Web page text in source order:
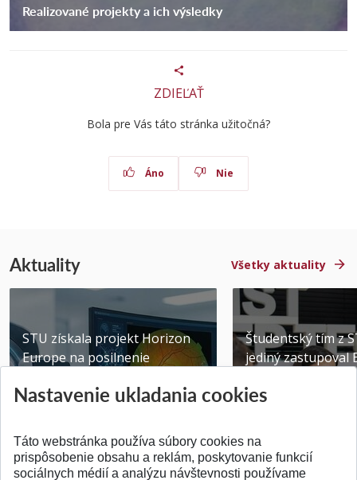
Realizované projekty a ich výsledky
ZDIEĽAŤ
Bola pre Vás táto stránka užitočná?
Áno Nie
Aktuality Všetky aktuality
STU získala projekt Horizon
Europe na posilnenie
Publikované 31.07.2026
Študentský tím z
jediný zastupoval
Publikované
Nastavenie ukladania cookies
Táto webstránka používa súbory cookies na
prispôsobenie obsahu a reklám, poskytovanie funkcií
sociálnych médií a analýzu návštevnosti používame